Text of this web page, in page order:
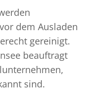
dem Ausladen
gereinigt.
beauftragt
sind.